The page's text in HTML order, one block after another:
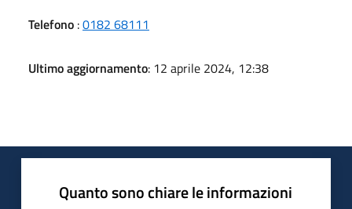
Telefono :0182 68111
Ultimo aggiornamento: 12 aprile 2024, 12:38
Quanto sono chiare le informazioni